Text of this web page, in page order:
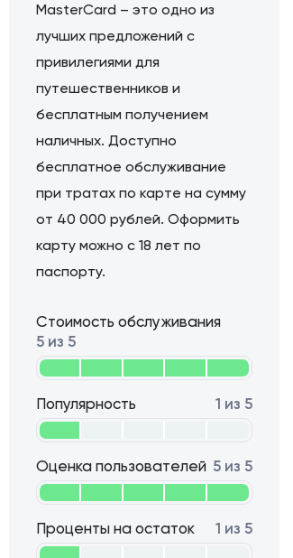
MasterCard – это одно из
лучших предложений с
привилегиями для
путешественников и
бесплатным получением
наличных. Доступно
бесплатное обслуживание
при тратах по карте на сумму
от 40 000 рублей. Оформить
карту можно с 18 лет по
паспорту.
Проценты на остаток 1 из 5
Стоимость обслуживания
5 из 5
Популярность 1 из 5
Оценка пользователей 5 из 5